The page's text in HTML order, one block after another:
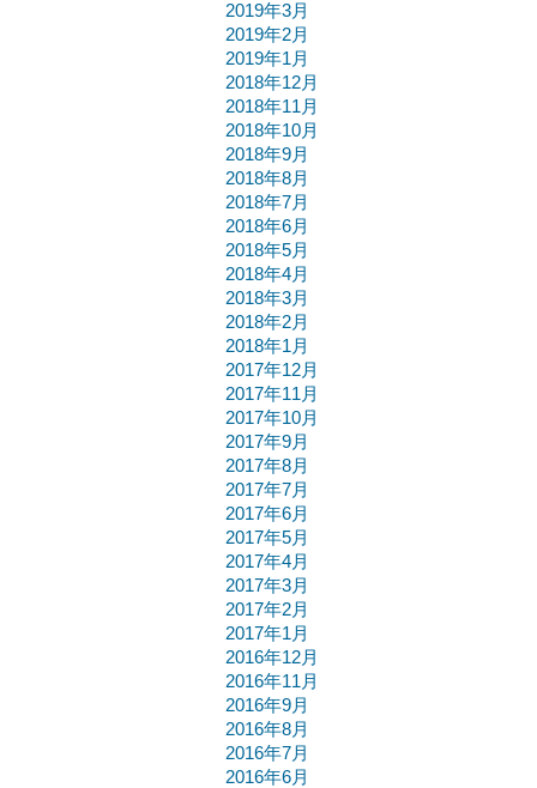
2019年3月
2019年2月
2019年1月
2018年12月
2018年11月
2018年10月
2018年9月
2018年8月
2018年7月
2018年6月
2018年5月
2018年4月
2018年3月
2018年2月
2018年1月
2017年12月
2017年11月
2017年10月
2017年9月
2017年8月
2017年7月
2017年6月
2017年5月
2017年4月
2017年3月
2017年2月
2017年1月
2016年12月
2016年11月
2016年9月
2016年8月
2016年7月
2016年6月